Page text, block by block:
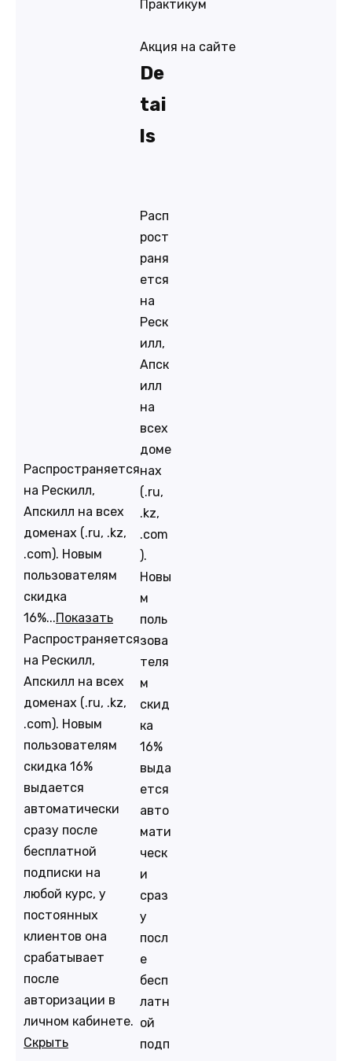
Распространяется
на Рескилл,
Апскилл на всех
доменах (.ru, .kz,
.com). Новым
пользователям
скидка
16%...Показать
Распространяется
на Рескилл,
Апскилл на всех
доменах (.ru, .kz,
.com). Новым
пользователям
скидка 16%
выдается
автоматически
сразу после
бесплатной
подписки на
любой курс, у
постоянных
клиентов она
срабатывает
после
авторизации в
личном кабинете.
Скрыть
Практикум
Акция на сайте
De
tai
ls
Расп
рост
раня
ется
на
Реск
илл,
Апск
илл
на
всех
доме
нах
(.ru,
.kz,
.com
).
Новы
м
поль
зова
теля
м
скид
ка
16%
выда
ется
авто
мати
ческ
и
сраз
у
посл
е
бесп
латн
ой
подп